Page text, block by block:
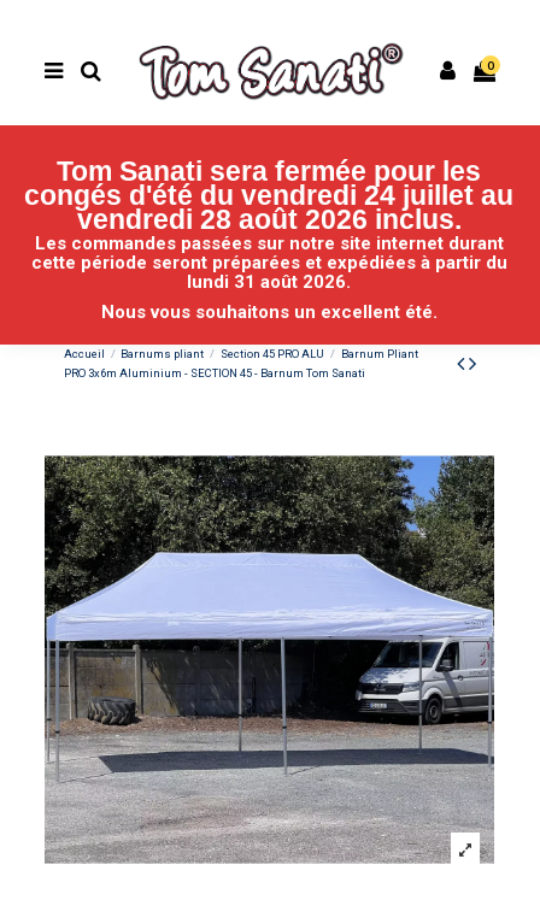
0
Tom Sanati sera fermée pour les
congés d'été du vendredi 24 juillet au
vendredi 28 août 2026 inclus.
Les commandes passées sur notre site internet durant
cette période seront préparées et expédiées à partir du
lundi 31 août 2026.
Nous vous souhaitons un excellent été.
Accueil Barnums pliant Section 45 PRO ALU
Barnum Pliant
PRO 3x6m Aluminium - SECTION 45 - Barnum Tom Sanati